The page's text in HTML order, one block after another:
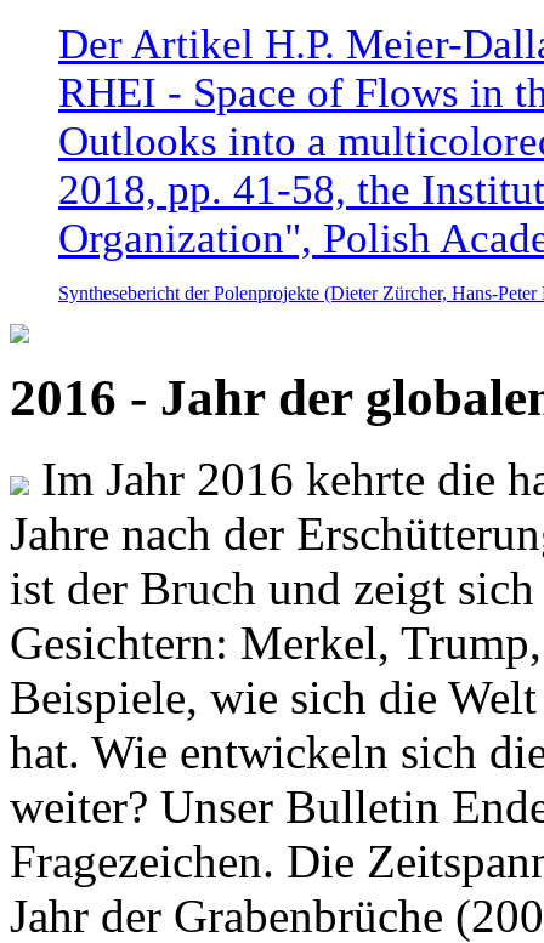
Der Artikel H.P. Meier-
RHEI - Space of Flows in
Outlooks into a
2018, pp. 41-58, the
Organization", Polish
Synthesebericht der Polenprojekte (Dieter Zürcher, Hans-
2016 - Jahr der
Im Jahr 2016 kehrte die
Jahre nach der
ist der Bruch und zeigt
Gesichtern: Merkel,
Beispiele, wie sich die
hat. Wie entwickeln sich
weiter? Unser Bulletin
Fragezeichen. Die
Jahr der Grabenbrüche